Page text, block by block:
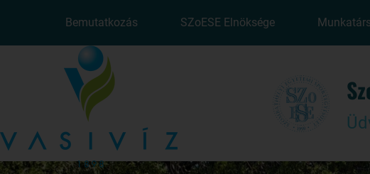
Bemutatkozás SZoESE Elnöksége